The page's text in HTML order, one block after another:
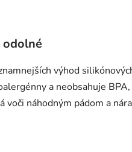
odolné
výhod
a neobsahuje
voči náhodným pádom a